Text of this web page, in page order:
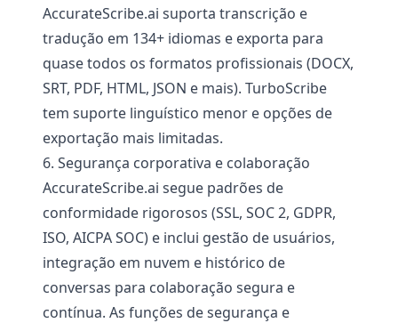
AccurateScribe.ai suporta transcrição e
tradução em 134+ idiomas e exporta para
quase todos os formatos profissionais (DOCX,
SRT, PDF, HTML, JSON e mais). TurboScribe
tem suporte linguístico menor e opções de
exportação mais limitadas.
6. Segurança corporativa e colaboração
AccurateScribe.ai segue padrões de
conformidade rigorosos (SSL, SOC 2, GDPR,
ISO, AICPA SOC) e inclui gestão de usuários,
integração em nuvem e histórico de
conversas para colaboração segura e
contínua. As funções de segurança e